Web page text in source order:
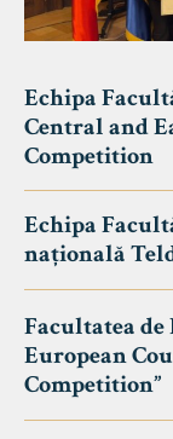
Echipa
Central and
Competition
Echipa
națională
Facultatea de
European
Competition”